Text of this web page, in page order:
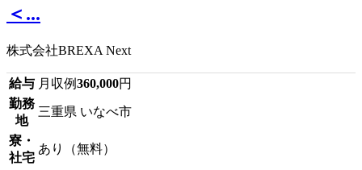
＜...
株式会社BREXA Next
給与 月収例360,000円
勤務
地
三重県 いなべ市
寮・
社宅
あり（無料）